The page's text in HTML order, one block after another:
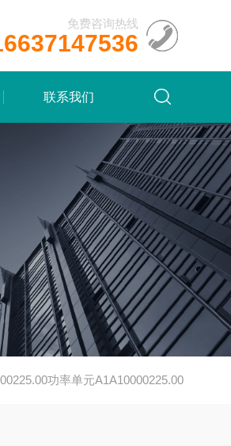
免费咨询热线
联系我们
功率单元A1A10000225.00